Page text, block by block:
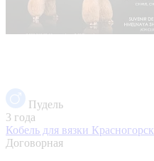
Пудель
3 года
Кобель для вязки Красногорск
Договорная